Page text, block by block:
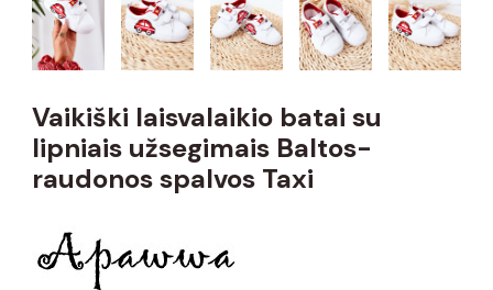
Vaikiški laisvalaikio batai su
lipniais užsegimais Baltos-
raudonos spalvos Taxi